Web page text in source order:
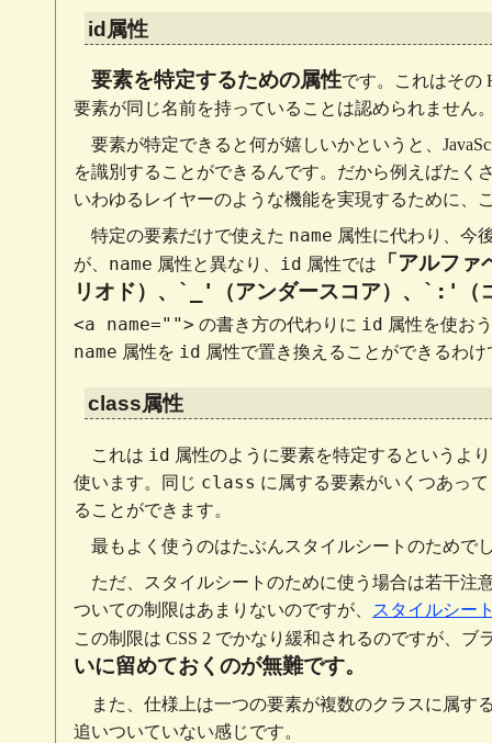
id属性
要素を特定するための属性です。これはその
要素が同じ名前を持っていることは認められません
要素が特定できると何が嬉しいかというと、
を識別することができるんです。だから例えばたく
いわゆるレイヤーのような機能を実現するために、
特定の要素だけで使えた name 属性に代わり、今
が、 name 属性と異なり、 id 属性では
「アルフ
リオド）、 `_' （アンダースコア）、 `:'
<a name=""> の書き方の代わりに id 属性を使お
name 属性を id 属性で置き換えることができるわ
class属性
これは id 属性のように要素を特定するというよ
使います。同じ class に属する要素がいくつあっ
ることができます。
最もよく使うのはたぶんスタイルシートのためで
ただ、スタイルシートのために使う場合は若干注
ついての制限はあまりないのですが、
スタイルシー
この制限は CSS 2 でかなり緩和されるのですが、ブ
いに留めておくのが無難です。
また、仕様上は一つの要素が複数のクラスに属す
追いついていない感じです。